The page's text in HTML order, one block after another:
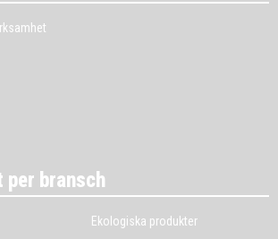
bransch
Ekologiska produkter